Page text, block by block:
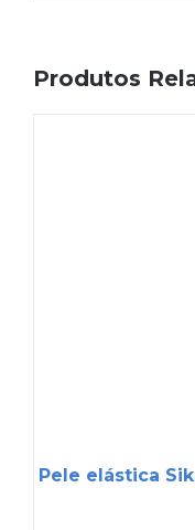
Produtos
Pele elástica